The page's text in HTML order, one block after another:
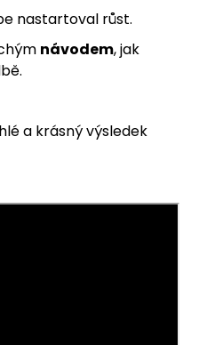
nastartoval růst.
návodem, jak
a krásný výsledek